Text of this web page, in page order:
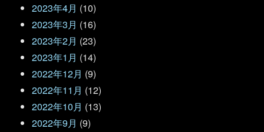
2023年4月 (10)
2023年3月 (16)
2023年2月 (23)
2023年1月 (14)
2022年12月 (9)
2022年11月 (12)
2022年10月 (13)
2022年9月 (9)